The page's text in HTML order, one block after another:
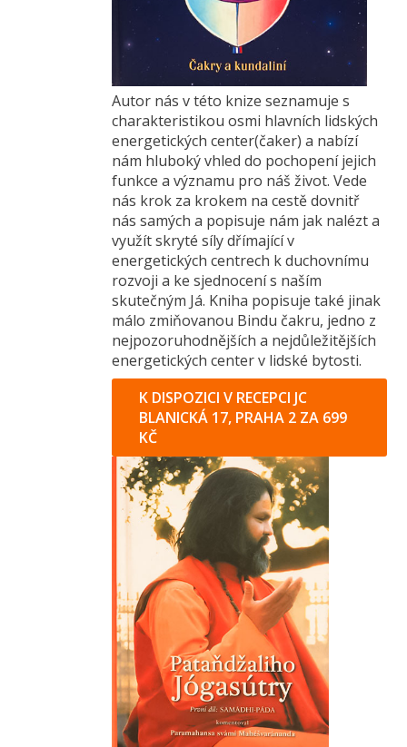
Autor nás v této knize seznamuje s
charakteristikou osmi hlavních lidských
energetických center(čaker) a nabízí
nám hluboký vhled do pochopení jejich
funkce a významu pro náš život. Vede
nás krok za krokem na cestě dovnitř
nás samých a popisuje nám jak nalézt a
využít skryté síly dřímající v
energetických centrech k duchovnímu
rozvoji a ke sjednocení s naším
skutečným Já. Kniha popisuje také jinak
málo zmiňovanou Bindu čakru, jedno z
nejpozoruhodnějších a nejdůležitějších
energetických center v lidské bytosti.
K DISPOZICI V RECEPCI JC
BLANICKÁ 17, PRAHA 2 ZA 699
KČ